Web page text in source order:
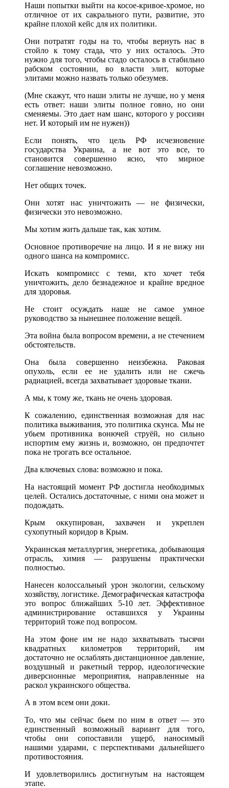
Наши попытки выйти на косое-кривое-хромое, но
отличное от их сакрального пути, развитие, это
крайне плохой кейс для их политики.
Они потратят годы на то, чтобы вернуть нас в
стойло к тому стада, что у них осталось. Это
нужно для того, чтобы стадо осталось в стабильно
рабском состоянии, во власти элит, которые
элитами можно назвать только обезумев.
(Мне скажут, что наши элиты не лучше, но у меня
есть ответ: наши элиты полное говно, но они
сменяемы. Это дает нам шанс, которого у россиян
нет. И который им не нужен))
Если понять, что цель РФ исчезновение
государства Украина, а не вот это все, то
становится совершенно ясно, что мирное
соглашение невозможно.
Нет общих точек.
Они хотят нас уничтожить — не физически,
физически это невозможно.
Мы хотим жить дальше так, как хотим.
Основное противоречие на лицо. И я не вижу ни
одного шанса на компромисс.
Искать компромисс с теми, кто хочет тебя
уничтожить, дело безнадежное и крайне вредное
для здоровья.
Не стоит осуждать наше не самое умное
руководство за нынешнее положение вещей.
Эта война была вопросом времени, а не стечением
обстоятельств.
Она была совершенно неизбежна. Раковая
опухоль, если ее не удалить или не сжечь
радиацией, всегда захватывает здоровые ткани.
А мы, к тому же, ткань не очень здоровая.
К сожалению, единственная возможная для нас
политика выживания, это политика скунса. Мы не
убьем противника вонючей струёй, но сильно
испортим ему жизнь и, возможно, он предпочтет
пока не трогать все остальное.
Два ключевых слова: возможно и пока.
На настоящий момент РФ достигла необходимых
целей. Остались достаточные, с ними она может и
подождать.
Крым оккупирован, захвачен и укреплен
сухопутный коридор в Крым.
Украинская металлургия, энергетика, добывающая
отрасль, химия — разрушены практически
полностью.
Нанесен колоссальный урон экологии, сельскому
хозяйству, логистике. Демографическая катастрофа
это вопрос ближайших 5-10 лет. Эффективное
администрирование оставшихся у Украины
территорий тоже под вопросом.
На этом фоне им не надо захватывать тысячи
квадратных километров территорий, им
достаточно не ослаблять дистанционное давление,
воздушный и ракетный террор, идеологические
диверсионные мероприятия, направленные на
раскол украинского общества.
А в этом всем они доки.
То, что мы сейчас бьем по ним в ответ — это
единственный возможный вариант для того,
чтобы они сопоставили ущерб, наносимый
нашими ударами, с перспективами дальнейшего
противостояния.
И удовлетворились достигнутым на настоящем
этапе.